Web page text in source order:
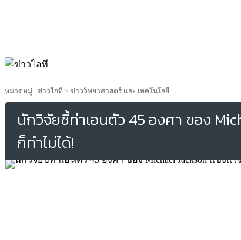
หมวดหมู่ : ข่าวไอที > ข่าววิทยาศาสตร์ และ เทคโนโลยี
นักวิจัยชี้ท่าเอนตัว 45 องศา ของ
ก็ทำไม่ได้!